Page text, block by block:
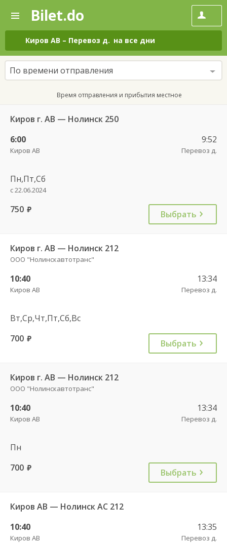
—
Поиск
и
покупка
билетов
на
автобус
онлайн
Bilet.do
Киров АВ – Перевоз д. на все дни
По времени отправления
Время отправления и прибытия местное
Киров г. АВ — Нолинск 250
6:00
Киров АВ
9:52
Перевоз д.
Пн,Пт,Сб
с 22.06.2024
750 руб. Выбрать
Киров г. АВ — Нолинск 212
ООО "Нолинскавтотранс"
10:40
Киров АВ
13:34
Перевоз д.
Вт,Ср,Чт,Пт,Сб,Вс
700 руб. Выбрать
Киров г. АВ — Нолинск 212
ООО "Нолинскавтотранс"
10:40
Киров АВ
13:34
Перевоз д.
Пн
700 руб. Выбрать
Киров АВ — Нолинск АС 212
10:40
Киров АВ
13:35
Перевоз д.